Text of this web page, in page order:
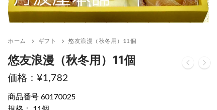
ホーム ギフト 悠友浪漫（秋冬用）11個
悠友浪漫（秋冬用）11個
¥1,782
商品番号 60170025